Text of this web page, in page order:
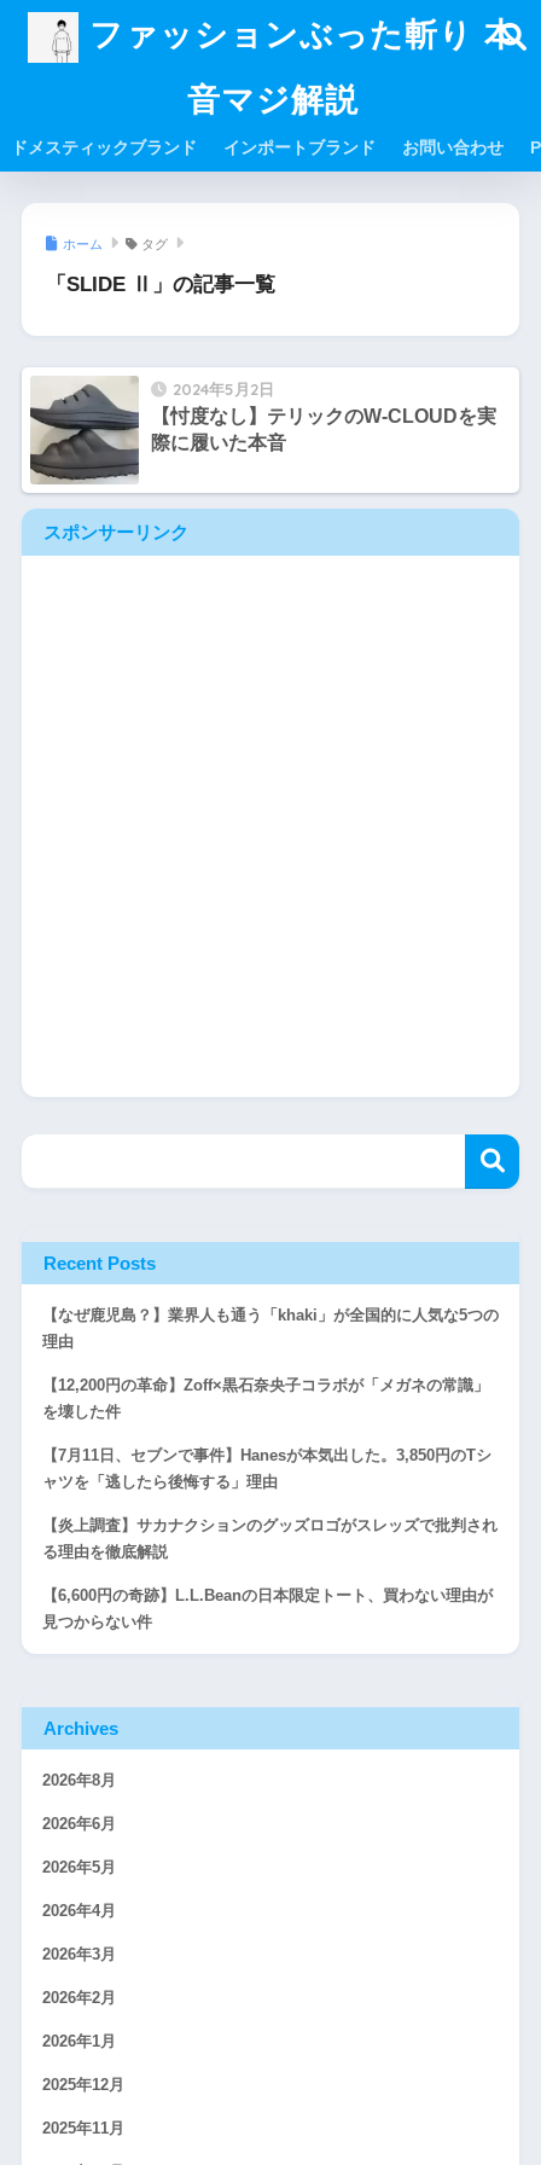
ファッションぶった斬り 本
音マジ解説
ドメスティックブランド インポートブランド お問い合わせ
ホーム タグ
「SLIDE Ⅱ」の記事一覧
2024年5月2日
【忖度なし】テリックのW-CLOUDを実
際に履いた本音
スポンサーリンク
Recent Posts
【なぜ鹿児島？】業界人も通う「khaki」が全国的に人気な5つの
理由
【12,200円の革命】Zoff×黒石奈央子コラボが「メガネの常識」
を壊した件
【7月11日、セブンで事件】Hanesが本気出した。3,850円のTシ
ャツを「逃したら後悔する」理由
【炎上調査】サカナクションのグッズロゴがスレッズで批判され
る理由を徹底解説
【6,600円の奇跡】L.L.Beanの日本限定トート、買わない理由が
見つからない件
Archives
2026年8月
2026年6月
2026年5月
2026年4月
2026年3月
2026年2月
2026年1月
2025年12月
2025年11月